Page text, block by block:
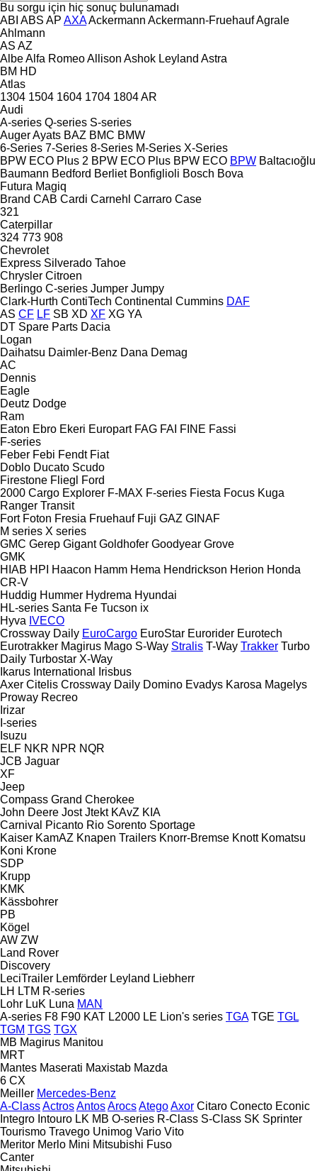
Bu sorgu için hiç sonuç bulunamadı
ABI ABS AP AXAAckermann Ackermann-FruehaufAgrale
Ahlmann
AS AZ
AlbeAlfa RomeoAllison Ashok Leyland Astra
BM HD
Atlas
1304 1504 1604 1704 1804AR
Audi
A-series Q-series S-series
AugerAyats BAZ BMC BMW
6-Series 7-Series 8-Series M-Series X-Series
BPW ECO Plus 2 BPW ECO Plus BPW ECO BPW Baltacıoğlu
Baumann Bedford Berliet Bonfiglioli Bosch Bova
Futura Magiq
Brand CAB Cardi Carnehl Carraro Case
321
Caterpillar
324 773 908
Chevrolet
Express Silverado Tahoe
Chrysler Citroen
Berlingo C-series Jumper Jumpy
Clark-Hurth ContiTech Continental Cummins DAF
AS CF LF SB XD XF XG YA
DT Spare Parts Dacia
Logan
Daihatsu Daimler-Benz Dana Demag
AC
Dennis
Eagle
Deutz Dodge
Ram
Eaton Ebro Ekeri Europart FAG FAI FINE Fassi
F-series
Feber Febi Fendt Fiat
Doblo Ducato Scudo
Firestone Fliegl
Ford
2000 Cargo Explorer F-MAX F-series Fiesta Focus Kuga
Ranger Transit
Fort Foton Fresia Fruehauf Fuji GAZ GINAF
M series X series
GMC Gerep Gigant Goldhofer Goodyear Grove
GMK
HIAB HPI Haacon Hamm Hema Hendrickson Herion Honda
CR-V
Huddig Hummer Hydrema Hyundai
HL-series Santa Fe Tucson ix
Hyva IVECO
Crossway Daily EuroCargo EuroStar Eurorider Eurotech
Eurotrakker Magirus Mago S-Way Stralis T-Way Trakker Turbo
Daily Turbostar X-Way
Ikarus International
Irisbus
Axer Citelis Crossway Daily Domino Evadys Karosa Magelys
Proway Recreo
Irizar
I-series
Isuzu
ELF NKR NPR NQR
JCB Jaguar
XF
Jeep
Compass Grand Cherokee
John Deere Jost Jtekt KAvZ KIA
Carnival
Picanto Rio Sorento Sportage
Kaiser KamAZ Knapen Trailers Knorr-Bremse Knott Komatsu
Koni Krone
SDP
Krupp
KMK
Kässbohrer
PB
Kögel
AW ZW
Land Rover
Discovery
LeciTrailer Lemförder Leyland Liebherr
LH LTM R-series
Lohr LuK Luna MAN
A-series F8 F90 KAT L2000 LE Lion's series TGA TGE TGL
TGM TGS TGX
MB Magirus Manitou
MRT
Mantes Maserati Maxistab Mazda
6 CX
Meiller Mercedes-Benz
A-ClassActrosAntosArocsAtegoAxor Citaro Conecto Econic
Integro Intouro LK MB O-series R-Class S-Class SK Sprinter
Tourismo Travego Unimog Vario Vito
Meritor Merlo Mini Mitsubishi Fuso
Canter